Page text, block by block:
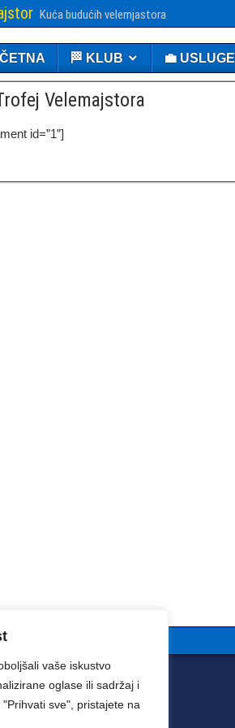
vaše iskustvo
oglase ili sadržaj i
sve", pristajete na
Kuća budućih velemjastora
🏁 KLUB 💼 USLUGE
Velemajstora
id=”1”]
Sva prava zadržana.